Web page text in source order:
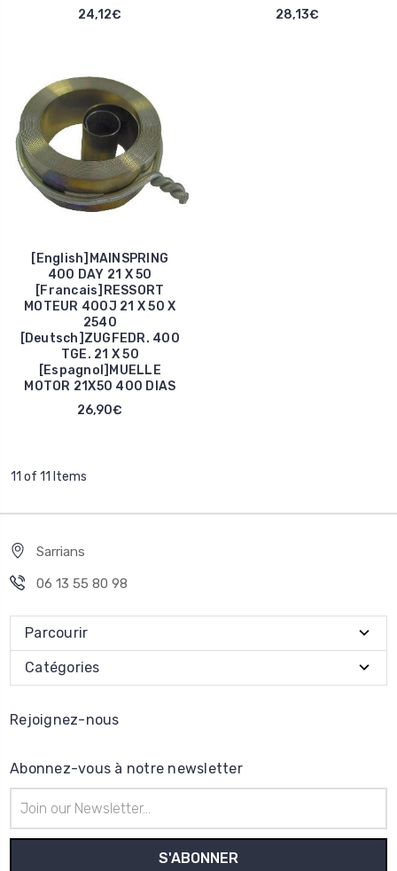
24,12€
28,13€
[English]MAINSPRING
400 DAY 21 X 50
[Francais]RESSORT
MOTEUR 400J 21 X 50 X
2540
[Deutsch]ZUGFEDR. 400
TGE. 21 X 50
[Espagnol]MUELLE
MOTOR 21X50 400 DIAS
26,90€
11 of 11 Items
Sarrians
06 13 55 80 98
Parcourir
Catégories
Rejoignez-nous
Abonnez-vous à notre newsletter
e-
mail